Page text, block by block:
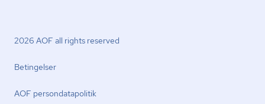
2026 AOF all rights reserved
Betingelser
AOF per­son­da­ta­po­li­tik